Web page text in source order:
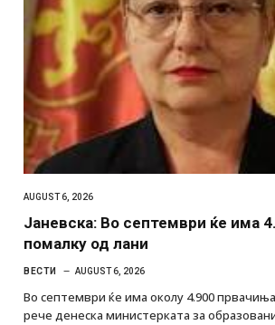
AUGUST 6, 2026
Јаневска: Во септември ќе има
помалку од лани
ВЕСТИ AUGUST 6, 2026
Во септември ќе има околу 4.900
рече денеска министерката за